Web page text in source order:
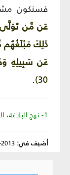
فسنكون
عَن مَّن تَوَلَّى
ذَلِكَ
عَن سَبِيلِهِ
30).
1- نهج البلاغة، الخطبة 87.
أضيف في: 2013-05-29